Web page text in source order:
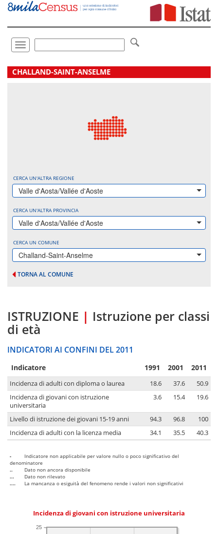
Vai
direttamente
Toggle
navigation
.
CHALLAND-SAINT-ANSELME
CERCA UN'ALTRA REGIONE
Valle d'Aosta/Vallée d'Aoste
CERCA UN'ALTRA PROVINCIA
Valle d'Aosta/Vallée d'Aoste
CERCA UN COMUNE
Challand-Saint-Anselme
TORNA AL COMUNE
ISTRUZIONE | Istruzione per classi
di età
INDICATORI AI CONFINI DEL 2011
Indicatore 1991 2001 2011
Incidenza di adulti con diploma o laurea 18.6 37.6
50.9
Incidenza di giovani con istruzione
universitaria
3.6 15.4 19.6
Livello di istruzione dei giovani 15-19 anni 94.3 96.8
100
Incidenza di adulti con la licenza media
34.1 35.5 40.3
-
Indicatore non applicabile per valore nullo o poco significativo del
denominatore
..
Dato non ancora disponibile
...
Dato non rilevato
....
La mancanza o esiguità del fenomeno rende i valori non significativi
Incidenza di giovani con istruzione universitaria
25